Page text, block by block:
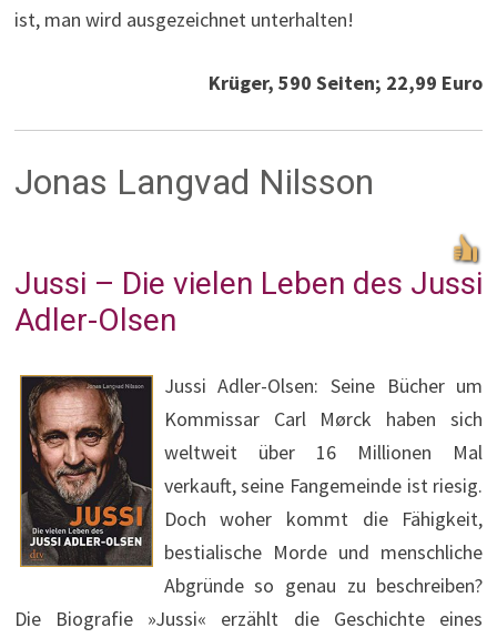
ist, man wird ausgezeichnet unterhalten!
Krüger, 590 Seiten; 22,99 Euro
Jonas Langvad Nilsson
Jussi – Die vielen Leben des Jussi
Adler-Olsen
Jussi Adler-Olsen: Seine Bücher um
Kommissar Carl Mørck haben sich
weltweit über 16 Millionen Mal
verkauft, seine Fangemeinde ist riesig.
Doch woher kommt die Fähigkeit,
bestialische Morde und menschliche
Abgründe so genau zu beschreiben?
Die Biografie »Jussi« erzählt die Geschichte eines